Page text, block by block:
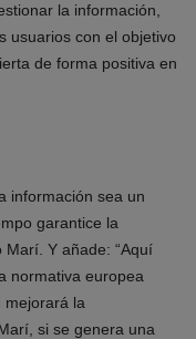
la información,
usuarios con el objetivo
de forma positiva en
información sea un
garantice la
Marí. Y añade: “Aquí
normativa europea
mejorará la
si se genera una